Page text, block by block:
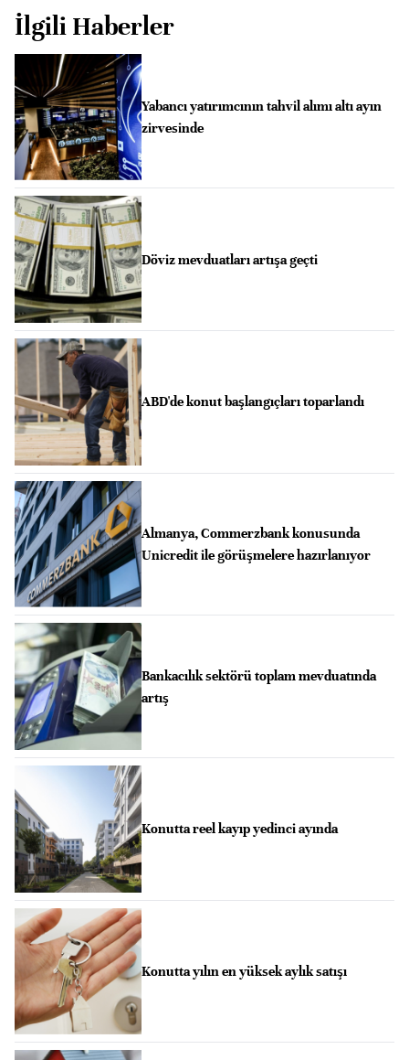
İlgili Haberler
Yabancı yatırımcının tahvil alımı altı ayın
zirvesinde
Döviz mevduatları artışa geçti
ABD'de konut başlangıçları toparlandı
Almanya, Commerzbank konusunda
Unicredit ile görüşmelere hazırlanıyor
Bankacılık sektörü toplam mevduatında
artış
Konutta reel kayıp yedinci ayında
Konutta yılın en yüksek aylık satışı